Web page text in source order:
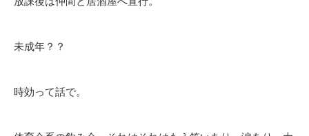
未成年？？
時効って話で。